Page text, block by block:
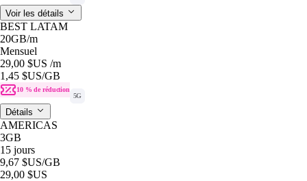
Voir les détails
BEST LATAM
20GB/m
Mensuel
29,00 $US /m
1,45 $US/GB
10 % de réduction
5G
Détails
AMERICAS
3GB
15 jours
9,67 $US/GB
29,00 $US